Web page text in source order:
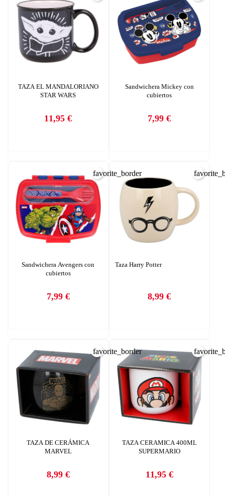
TAZA EL MANDALORIANO
STAR WARS
Precio
11,95 €
Sandwichera Mickey con
cubiertos
Precio
7,99 €
Sandwichera Avengers con
cubiertos
Precio
7,99 €
favorite_border
Taza Harry Potter
Precio
8,99 €
TAZA DE CERÁMICA
MARVEL
Precio
8,99 €
favorite_border
TAZA CERAMICA 400ML
SUPERMARIO
Precio
11,95 €
AÑADIR A LA LISTA DE DESEOS
add_circle_outline
Crear nueva lista
CREAR LISTA DE DESEOS
INICIAR SESIÓN